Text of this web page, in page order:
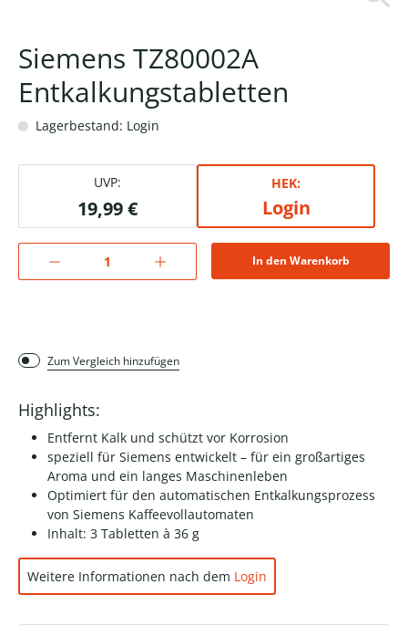
Siemens TZ80002A
Entkalkungstabletten
Lagerbestand: Login
UVP:
19,99 €
HEK:
Login
In den Warenkorb
Zum Vergleich hinzufügen
Highlights:
Entfernt Kalk und schützt vor Korrosion
speziell für Siemens entwickelt – für ein großartiges
Aroma und ein langes Maschinenleben
Optimiert für den automatischen Entkalkungsprozess
von Siemens Kaffeevollautomaten
Inhalt: 3 Tabletten à 36 g
Weitere Informationen nach dem Login